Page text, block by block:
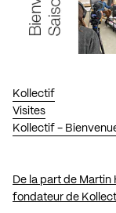
Kollectif
Visites
Kollectif -
De la part de
fondateur de